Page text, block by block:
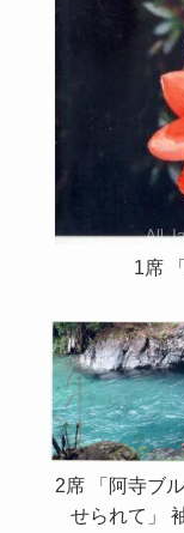
1席
2席 「阿寺ブ
せられて」